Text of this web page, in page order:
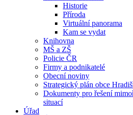
Historie
Příroda
Virtuální panorama
Kam se vydat
Knihovna
MŠ a ZŠ
Policie ČR
Firmy a podnikatelé
Obecní noviny
Strategický plán obce
Dokumenty pro řešení
situací
Úřad